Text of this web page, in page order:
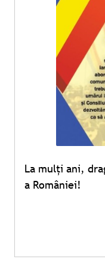
La mulți ani,
a României!